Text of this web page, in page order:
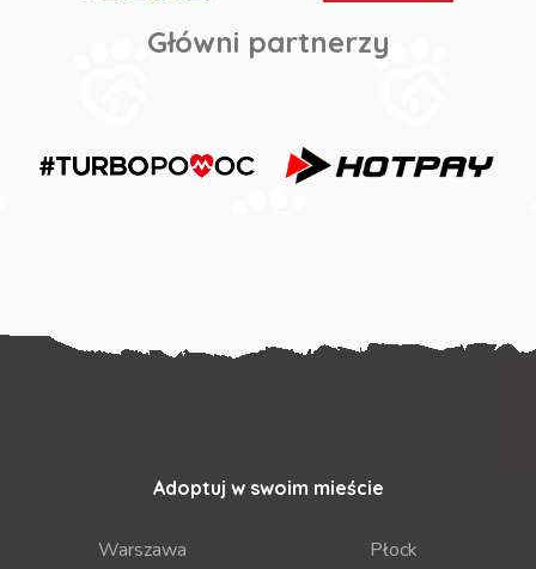
Główni partnerzy
Adoptuj w swoim mieście
Warszawa
Płock